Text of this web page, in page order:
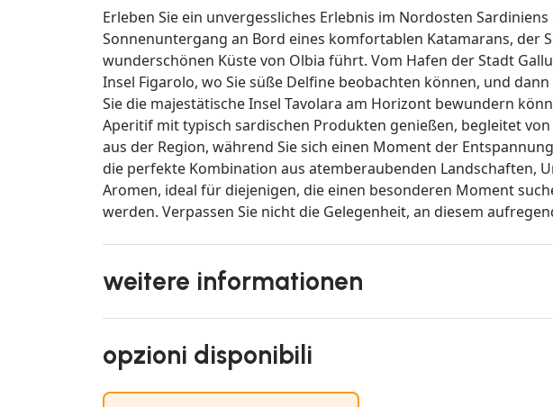
Erleben Sie ein unvergessliches Erlebnis im Nordosten
Sonnenuntergang an Bord eines komfortablen Katamarans, der
wunderschönen Küste von Olbia führt. Vom Hafen der Stadt
Insel Figarolo, wo Sie süße Delfine beobachten können, und
Sie die majestätische Insel Tavolara am Horizont bewundern
Aperitif mit typisch sardischen Produkten genießen, begleitet
aus der Region, während Sie sich einen Moment der
die perfekte Kombination aus atemberaubenden Landschaften,
Aromen, ideal für diejenigen, die einen besonderen Moment
werden. Verpassen Sie nicht die Gelegenheit, an diesem
weitere informationen
opzioni disponibili